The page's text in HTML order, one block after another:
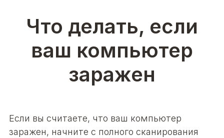
Что делать, если
ваш компьютер
заражен
Если вы считаете, что ваш компьютер
заражен, начните с полного сканирования